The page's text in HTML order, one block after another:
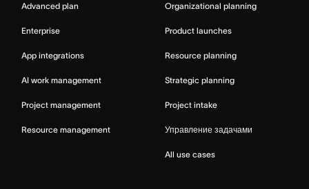
Advanced plan
Enterprise
App integrations
AI work management
Project management
Resource management
Organizational planning
Product launches
Resource planning
Strategic planning
Project intake
Управление задачами
All use cases